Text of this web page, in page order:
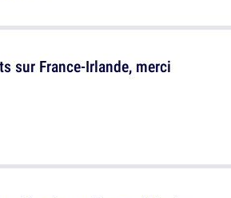
sur France-Irlande, merci